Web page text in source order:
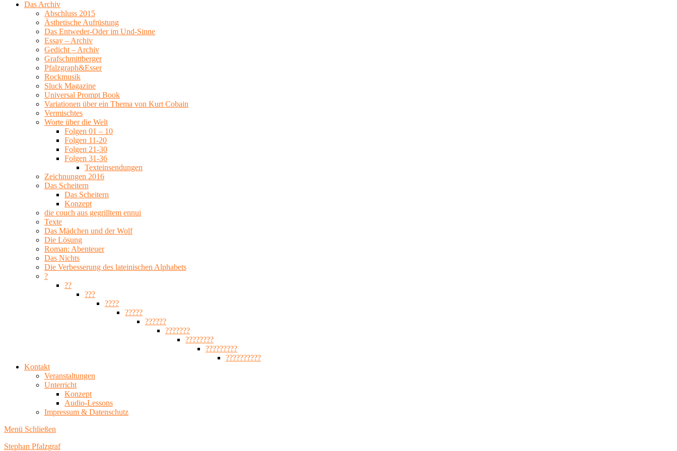
Das Archiv
Abschluss 2015
Ästhetische Aufrüstung
Das Entweder-Oder im Und-Sinne
Essay – Archiv
Gedicht – Archiv
Grafschmittberger
Pfalzgraph&Esser
Rockmusik
Sluck Magazine
Universal Prompt Book
Variationen über ein Thema von Kurt Cobain
Vermischtes
Worte über die Welt
Folgen 01 – 10
Folgen 11-20
Folgen 21-30
Folgen 31-36
Texteinsendungen
Zeichnungen 2016
Das Scheitern
Das Scheitern
Konzept
die couch aus gegrilltem ennui
Texte
Das Mädchen und der Wolf
Die Lösung
Roman: Abenteuer
Das Nichts
Die Verbesserung des lateinischen Alphabets
?
??
???
????
?????
??????
???????
????????
?????????
??????????
Kontakt
Veranstaltungen
Unterricht
Konzept
Audio-Lessons
Impressum & Datenschutz
Menü Schließen
Stephan Pfalzgraf